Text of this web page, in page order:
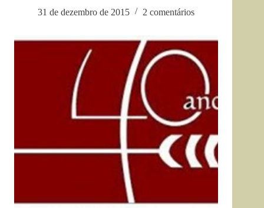
31 de dezembro de 2015
2 comentários